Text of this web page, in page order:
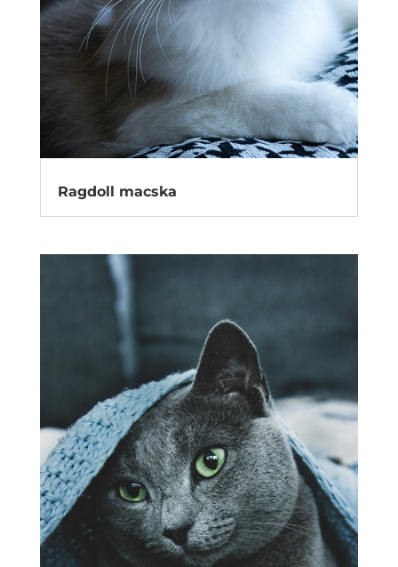
Ragdoll macska